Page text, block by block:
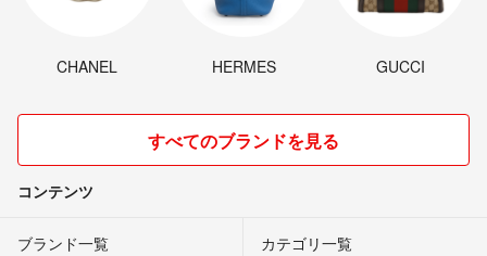
CHANEL HERMES GUCCI
すべてのブランドを見る
コンテンツ
ブランド一覧 カテゴリ一覧